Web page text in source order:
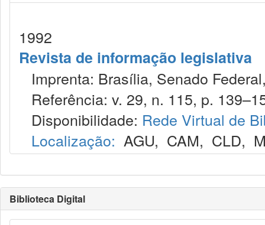
1992
Revista de informação legislativa
Imprenta: Brasília, Senado
Referência: v. 29, n. 115, p.
Disponibilidade: Rede Virtual de
Localização: AGU, CAM, CLD,
Biblioteca Digital